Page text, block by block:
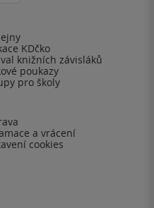
KDčko
knižních závisláků
poukazy
pro školy
a vrácení
cookies